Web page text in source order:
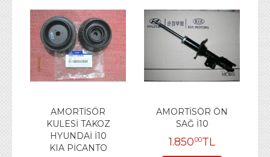
AMORTİSÖR
KULESİ TAKOZ
HYUNDAİ İ10
KIA PİCANTO
AMORTİSÖR ÖN
SAĞ İ10
1.85000TL